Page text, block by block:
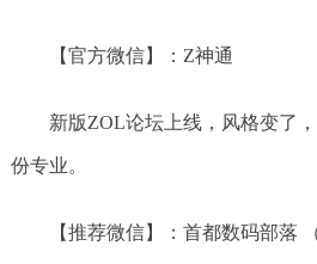
【官方微信】：Z神通
新版ZOL论坛上线，风格变了
份专业。
【推荐微信】：首都数码部落